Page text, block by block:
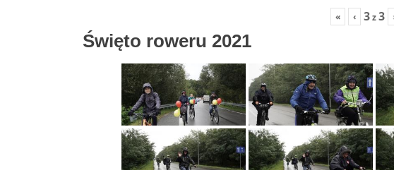
« ‹ 3z3
Święto roweru 2021